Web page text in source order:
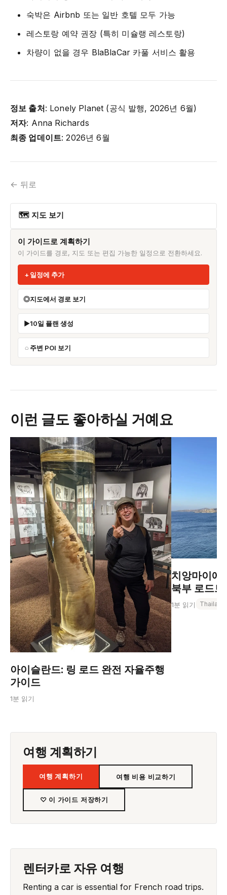
숙박은 Airbnb 또는 일반 호텔 모두 가능
레스토랑 예약 권장 (특히 미슐랭 레스토랑)
차량이 없을 경우 BlaBlaCar 카풀 서비스 활용
정보 출처: Lonely Planet (공식 발행, 2026년 6월)
저자: Anna Richards
최종 업데이트: 2026년 6월
← 뒤로
🗺 지도 보기
이 가이드로 계획하기
이 가이드를 경로, 지도 또는 편집 가능한 일정으로 전환하세요.
일정에 추가
지도에서 경로 보기
10일 플랜 생성
주변 POI 보기
이런 글도 좋아하실 거예요
아이슬란드: 링 로드 완전 자율주행
가이드
1분 읽기
치앙마이에
북부 로드
1분 읽기 Thailand
여행 계획하기
여행 계획하기 여행 비용 비교하기
♡ 이 가이드 저장하기
렌터카로 자유 여행
Renting a car is essential for French road trips.